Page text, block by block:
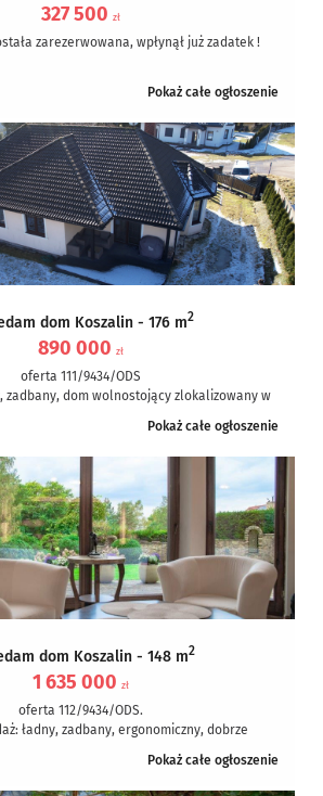
327 500 zł
zarezerwowana, wpłynął już zadatek !
domu bliźniaczego po całkowitym,
remoncie. Dom jest wykończony,...
Pokaż całe ogłoszenie
dom Koszalin - 176 m2
890 000 zł
oferta 111/9434/ODS
zadbany, dom wolnostojący zlokalizowany w
Pokaż całe ogłoszenie
dom Koszalin - 148 m2
1 635 000 zł
oferta 112/9434/ODS.
ładny, zadbany, ergonomiczny, dobrze
do centrum. Trzeba zobaczyć....
Pokaż całe ogłoszenie